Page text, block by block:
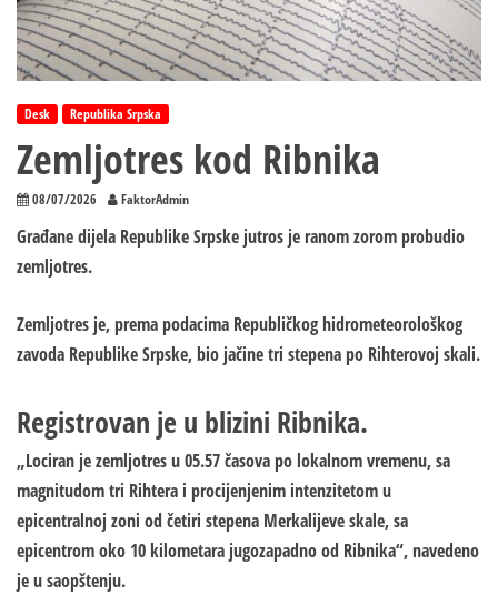
Desk Republika Srpska
Zemljotres kod Ribnika
08/07/2026 FaktorAdmin
Građane dijela Republike Srpske jutros je ranom zorom probudio
zemljotres.
Zemljotres je, prema podacima Republičkog hidrometeorološkog
zavoda Republike Srpske, bio jačine tri stepena po Rihterovoj skali.
Registrovan je u blizini Ribnika.
„Lociran je zemljotres u 05.57 časova po lokalnom vremenu, sa
magnitudom tri Rihtera i procijenjenim intenzitetom u
epicentralnoj zoni od četiri stepena Merkalijeve skale, sa
epicentrom oko 10 kilometara jugozapadno od Ribnika“, navedeno
je u saopštenju.